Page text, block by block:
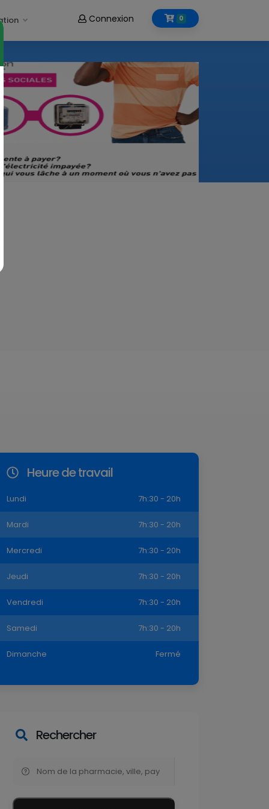
0
Connexion
Heure de travail
Lundi 7h:30 - 20h
Mardi 7h:30 - 20h
Mercredi 7h:30 - 20h
Jeudi 7h:30 - 20h
Vendredi 7h:30 - 20h
Samedi 7h:30 - 20h
Dimanche Fermé
Rechercher